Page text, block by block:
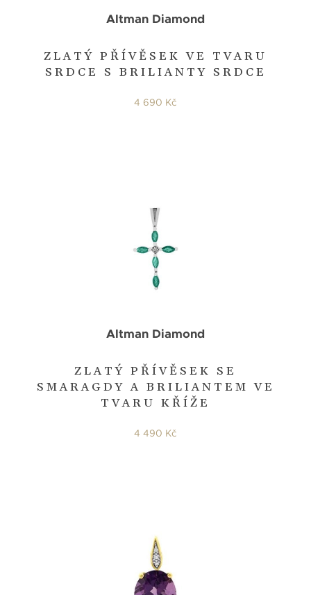
ZLATÝ PŘÍVĚSEK VE TVARU
SRDCE S BRILIANTY SRDCE
Altman Diamond
4 690 Kč
ZLATÝ PŘÍVĚSEK SE
SMARAGDY A BRILIANTEM VE
TVARU KŘÍŽE
Altman Diamond
4 490 Kč